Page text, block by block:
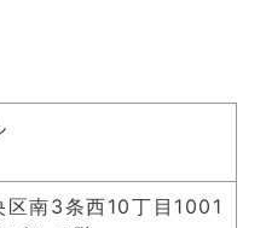
区南3条西10丁目1001